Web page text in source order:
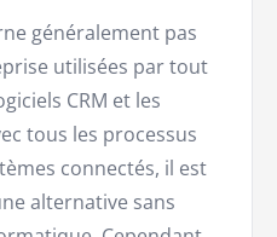
généralement pas
utilisées par tout
CRM et les
tous les processus
connectés, il est
alternative sans